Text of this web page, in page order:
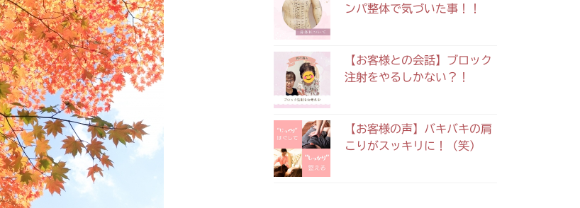
ンパ整体で気づいた事！！
【お客様との会話】ブロック
注射をやるしかない？！
【お客様の声】バキバキの肩
こりがスッキリに！（笑）